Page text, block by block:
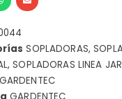
SOPLADORAS,
,SOPLADORAS LINEA